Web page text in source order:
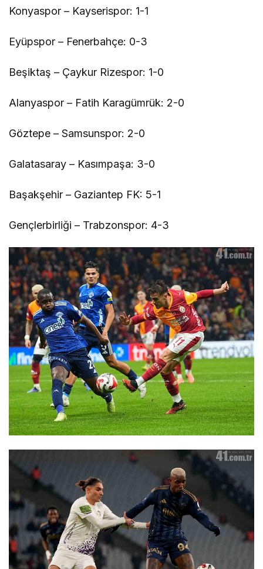
Konyaspor – Kayserispor: 1-1
Eyüpspor – Fenerbahçe: 0-3
Beşiktaş – Çaykur Rizespor: 1-0
Alanyaspor – Fatih Karagümrük: 2-0
Göztepe – Samsunspor: 2-0
Galatasaray – Kasımpaşa: 3-0
Başakşehir – Gaziantep FK: 5-1
Gençlerbirliği – Trabzonspor: 4-3